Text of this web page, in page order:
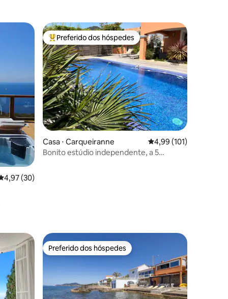
de uma avaliação média de 5, 30 avaliações
4,97 (30)
Entre os melhores preferidos dos hóspedes
Preferido dos hóspedes
Casa ⋅ Carqueiranne 4,99 de uma avaliação
4,99 (101)
Bonito estúdio independente, a 5
Preferido dos hóspedes
Preferido dos hóspedes